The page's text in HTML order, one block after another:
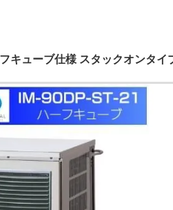
キューブ仕様 スタックオンタイ